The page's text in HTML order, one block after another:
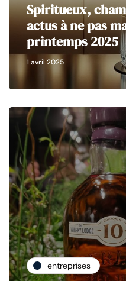
Spiritueux,
actus à ne pas
printemps 2025
1 avril 2025
entreprises